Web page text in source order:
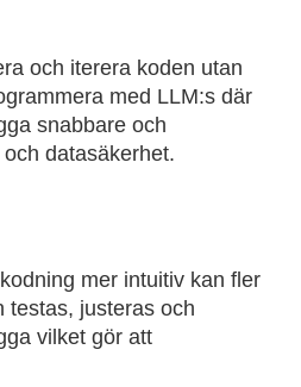
och iterera koden utan
med LLM:s där
snabbare och
datasäkerhet.
mer intuitiv kan fler
testas, justeras och
vilket gör att